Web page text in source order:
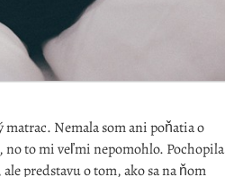
Nemala som ani poňatia o
to mi veľmi nepomohlo. Pochopila
predstavu o tom, ako sa na ňom